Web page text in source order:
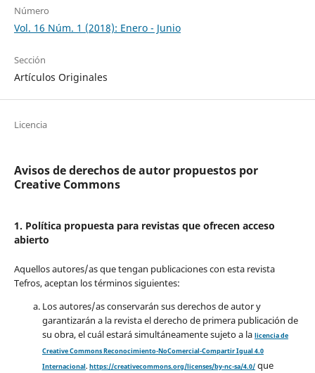
Número
Vol. 16 Núm. 1 (2018): Enero - Junio
Sección
Artículos Originales
Licencia
Avisos de derechos de autor propuestos por
Creative Commons
1. Política propuesta para revistas que ofrecen acceso
abierto
Aquellos autores/as que tengan publicaciones con esta revista
Tefros, aceptan los términos siguientes:
Los autores/as conservarán sus derechos de autor y
garantizarán a la revista el derecho de primera publicación de
su obra, el cuál estará simultáneamente sujeto a la licencia de
Creative Commons Reconocimiento-NoComercial-Compartir Igual 4.0
Internacional. https://creativecommons.org/licenses/by-nc-sa/4.0/que